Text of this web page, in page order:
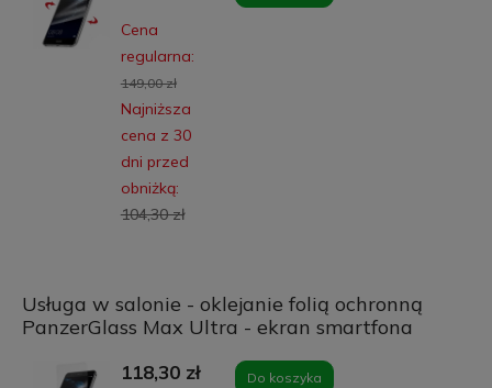
Cena
regularna:
149,00 zł
Najniższa
cena z 30
dni przed
obniżką:
104,30 zł
Usługa w salonie - oklejanie folią ochronną
PanzerGlass Max Ultra - ekran smartfona
118,30 zł Do koszyka